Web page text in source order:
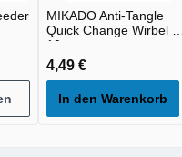
MIKADO Anti-Tangle
Quick Change Wirbel 8 -
10st
4,49 €
In den Warenkorb